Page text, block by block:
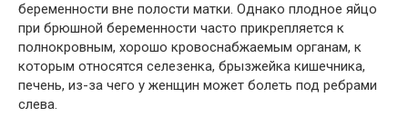
беременности вне полости матки. Однако плодное яйцо
при брюшной беременности часто прикрепляется к
полнокровным, хорошо кровоснабжаемым органам, к
которым относятся селезенка, брызжейка кишечника,
печень, из-за чего у женщин может болеть под ребрами
слева.